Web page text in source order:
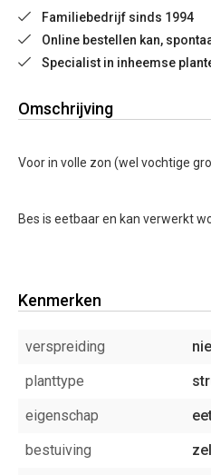
Familiebedrijf sinds 1994
Online bestellen kan,
Specialist in inheemse
Omschrijving
Voor in volle zon (wel vochtige
Bes is eetbaar en kan verwerkt
Kenmerken
verspreiding
planttype
eigenschap
bestuiving